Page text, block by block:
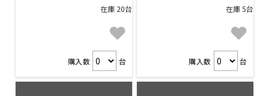
在庫 20台
購入数 台
在庫 5台
購入数 台